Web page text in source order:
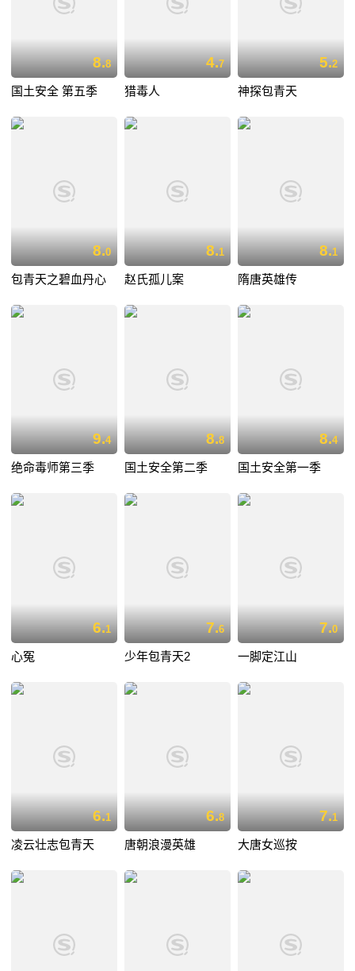
8.8
国土安全 第五季
4.7
猎毒人
5.2
神探包青天
8.0
包青天之碧血丹心
8.1
赵氏孤儿案
8.1
隋唐英雄传
9.4
绝命毒师第三季
8.8
国土安全第二季
8.4
国土安全第一季
6.1
心冤
7.6
少年包青天2
7.0
一脚定江山
6.1
凌云壮志包青天
6.8
唐朝浪漫英雄
7.1
大唐女巡按